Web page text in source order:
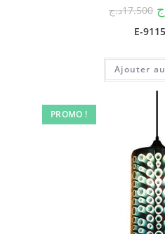
17.500د.ج
E-
Ajouter
PROMO !